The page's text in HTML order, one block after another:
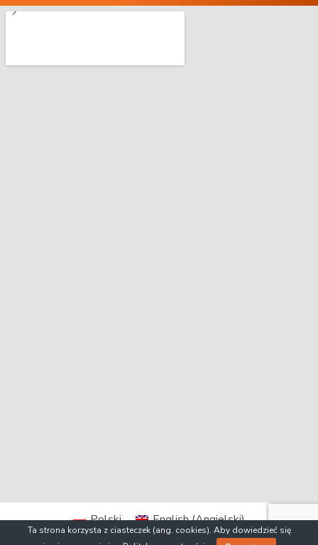
Ta strona korzysta z ciasteczek (ang. cookies). Aby dowiedzieć się
Polski English(Angielski)